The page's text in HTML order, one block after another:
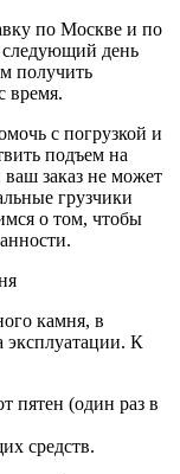
по Москве и по
следующий день
получить
время.
с погрузкой и
подъем на
ваш заказ не может
грузчики
о том, чтобы
камня, в
эксплуатации. К
пятен (один раз в
средств.